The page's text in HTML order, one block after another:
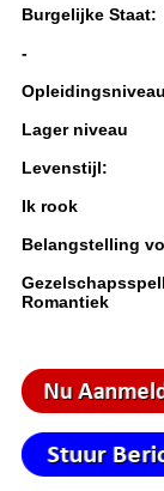
Burgelijke Staat:
-
Lager niveau
Levenstijl:
Ik rook
Belangstelling
Romantiek